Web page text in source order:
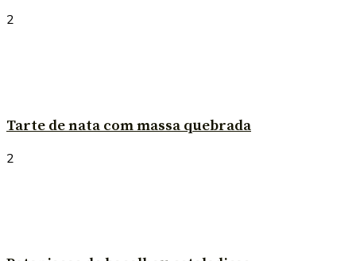
2
Tarte de nata com massa quebrada
2